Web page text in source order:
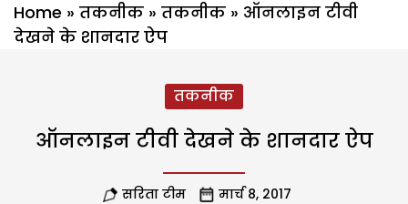
Home » तकनीक » तकनीक » ऑनलाइन टीवी
देखने के शानदार ऐप
तकनीक
ऑनलाइन टीवी देखने के शानदार ऐप
सरिता टीम मार्च 8, 2017